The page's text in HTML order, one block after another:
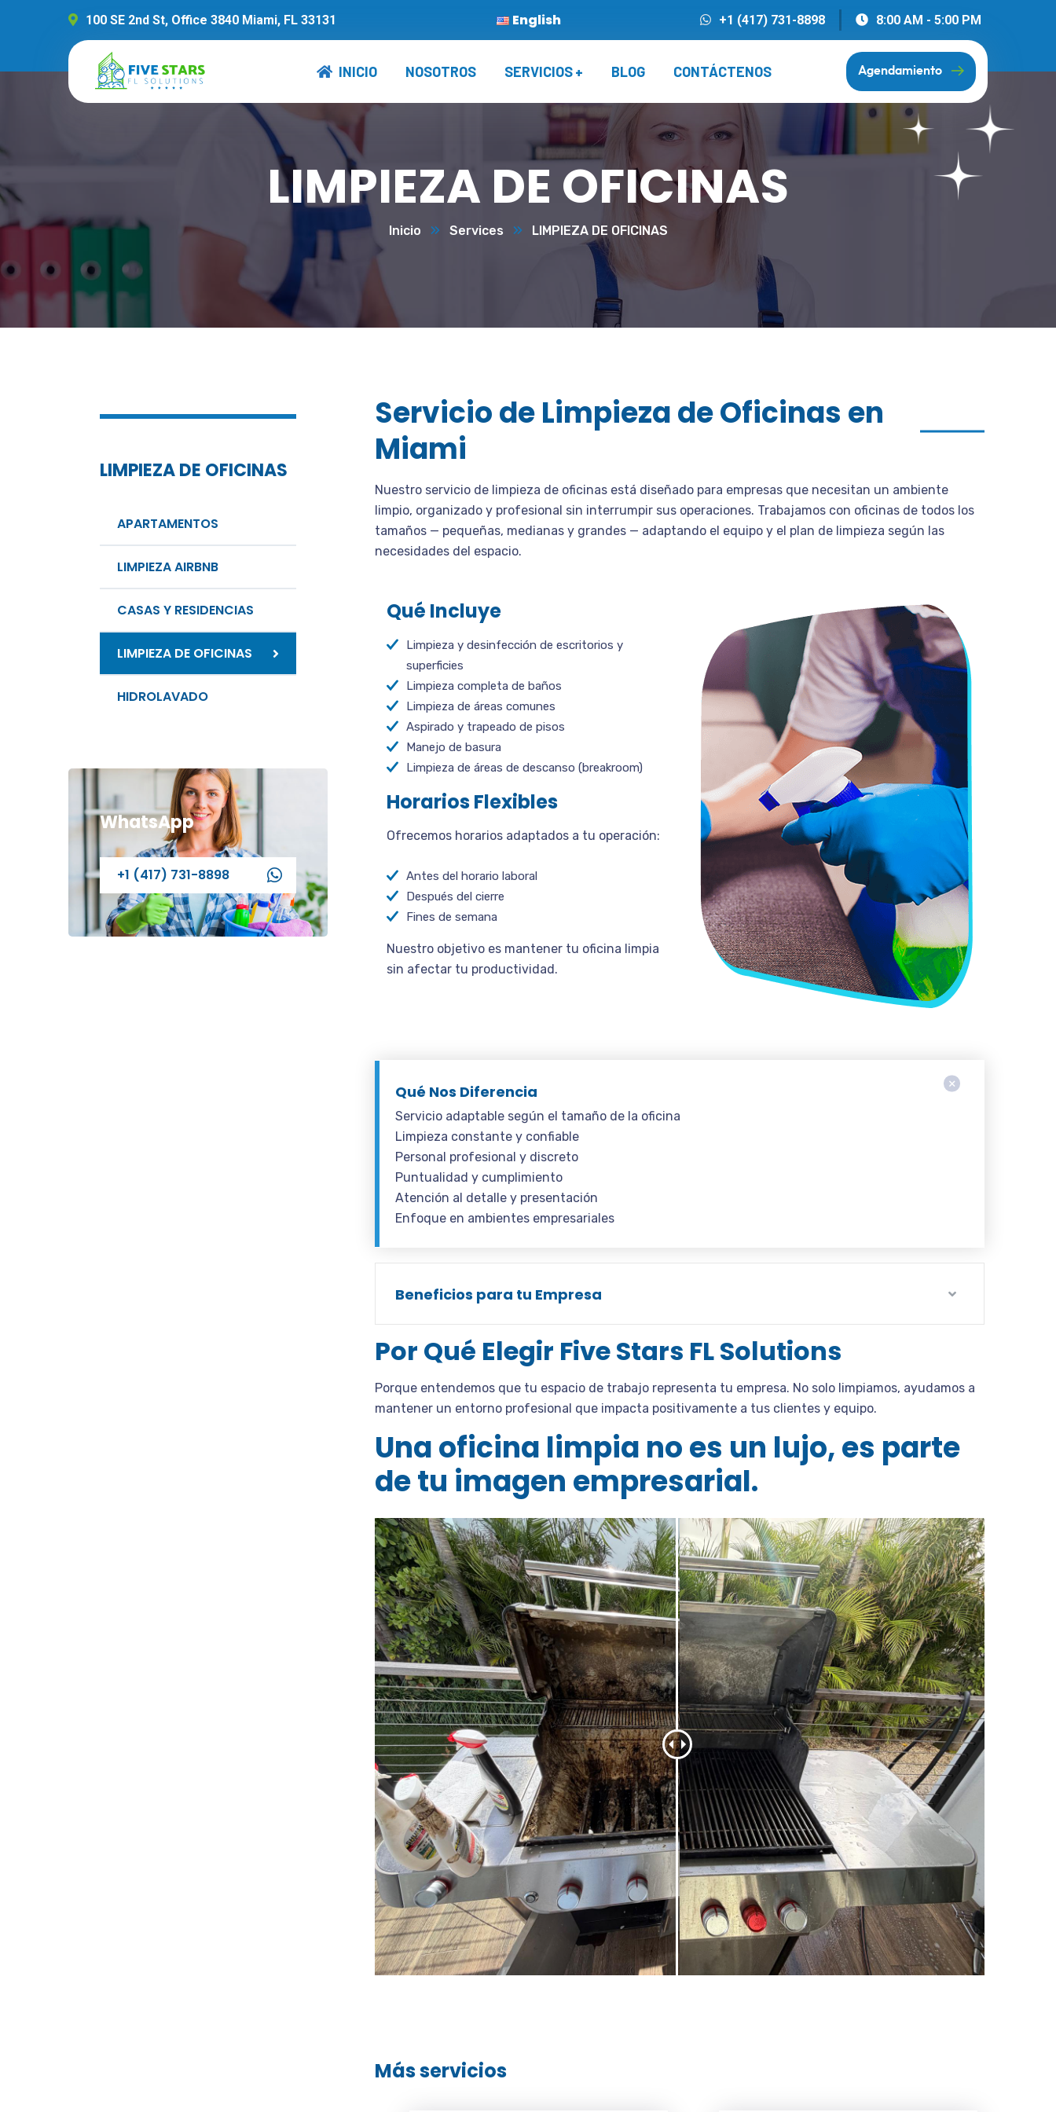
100 SE 2nd St, Office 3840 Miami, FL 33131 English +1 (417) 731-8898 8:00 AM - 5:00 PM
INICIO NOSOTROS SERVICIOS BLOG CONTÁCTENOS Agendamiento
LIMPIEZA DE OFICINAS
Inicio Services LIMPIEZA DE OFICINAS
LIMPIEZA DE OFICINAS
APARTAMENTOS
LIMPIEZA AIRBNB
CASAS Y RESIDENCIAS
LIMPIEZA DE OFICINAS
HIDROLAVADO
WhatsApp
+1 (417) 731-8898
Servicio de Limpieza de Oficinas en
Miami
Nuestro servicio de limpieza de oficinas está diseñado para empresas que necesitan un ambiente
limpio, organizado y profesional sin interrumpir sus operaciones. Trabajamos con oficinas de todos los
tamaños — pequeñas, medianas y grandes — adaptando el equipo y el plan de limpieza según las
necesidades del espacio.
Qué Incluye
Limpieza y desinfección de escritorios y
superficies
Limpieza completa de baños
Limpieza de áreas comunes
Aspirado y trapeado de pisos
Manejo de basura
Limpieza de áreas de descanso (breakroom)
Horarios Flexibles
Ofrecemos horarios adaptados a tu operación:
Antes del horario laboral
Después del cierre
Fines de semana
Nuestro objetivo es mantener tu oficina limpia
sin afectar tu productividad.
Qué Nos Diferencia
Servicio adaptable según el tamaño de la oficina
Limpieza constante y confiable
Personal profesional y discreto
Puntualidad y cumplimiento
Atención al detalle y presentación
Enfoque en ambientes empresariales
Beneficios para tu Empresa
Por Qué Elegir Five Stars FL Solutions
Porque entendemos que tu espacio de trabajo representa tu empresa. No solo limpiamos, ayudamos a
mantener un entorno profesional que impacta positivamente a tus clientes y equipo.
Una oficina limpia no es un lujo, es parte
de tu imagen empresarial.
Más servicios